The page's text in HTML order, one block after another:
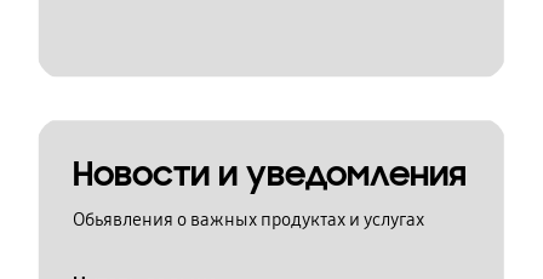
Новости и уведомления
Обьявления о важных продуктах и услугах